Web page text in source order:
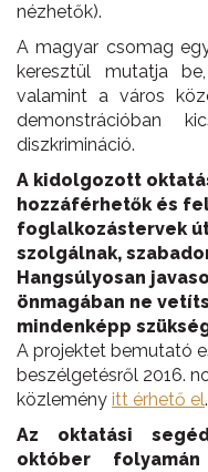
nézhetők).
A magyar csomag
keresztül mutatja
valamint a város
demonstrációban
diszkrimináció.
A kidolgozott
hozzáférhetők és
foglalkozástervek
szolgálnak,
Hangsúlyosan
önmagában ne
mindenképp
A projektet bemutató
beszélgetésről 2016.
közlemény itt érhető el.
Az oktatási
október